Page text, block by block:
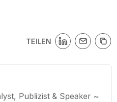
TEILEN
Publizist & Speaker ~